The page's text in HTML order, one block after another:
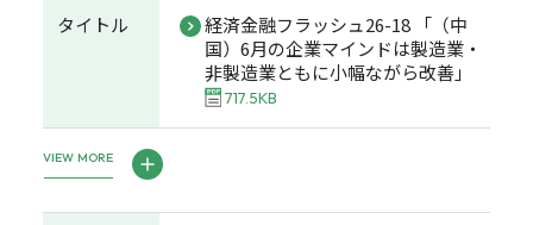
タイトル
経済金融フラッシュ26-18 「（中
国）6月の企業マインドは製造業・
非製造業ともに小幅ながら改善」
717.5KB
VIEW MORE